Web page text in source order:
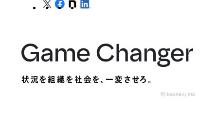
状況を組織を社会を、一変させろ。
© kaonavi, Inc